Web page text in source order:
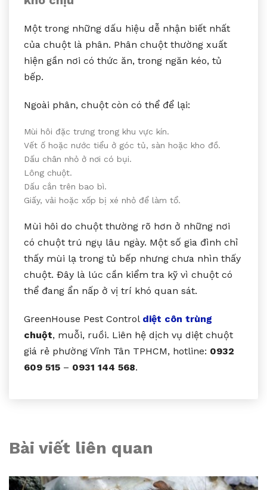
Một trong những dấu hiệu dễ nhận biết nhất
của chuột là phân. Phân chuột thường xuất
hiện gần nơi có thức ăn, trong ngăn kéo, tủ
bếp.
Ngoài phân, chuột còn có thể để lại:
Mùi hôi đặc trưng trong khu vực kín.
Vết ố hoặc nước tiểu ở góc tủ, sàn hoặc kho đồ.
Dấu chân nhỏ ở nơi có bụi.
Lông chuột.
Dấu cắn trên bao bì.
Giấy, vải hoặc xốp bị xé nhỏ để làm tổ.
Mùi hôi do chuột thường rõ hơn ở những nơi
có chuột trú ngụ lâu ngày. Một số gia đình chỉ
thấy mùi lạ trong tủ bếp nhưng chưa nhìn thấy
chuột. Đây là lúc cần kiểm tra kỹ vì chuột có
thể đang ẩn nấp ở vị trí khó quan sát.
GreenHouse Pest Control diệt côn trùng
chuột, muỗi, ruồi. Liên hệ dịch vụ diệt chuột
giá rẻ phường Vĩnh Tân TPHCM, hotline: 0932
609 515 – 0931 144 568.
Bài viết liên quan